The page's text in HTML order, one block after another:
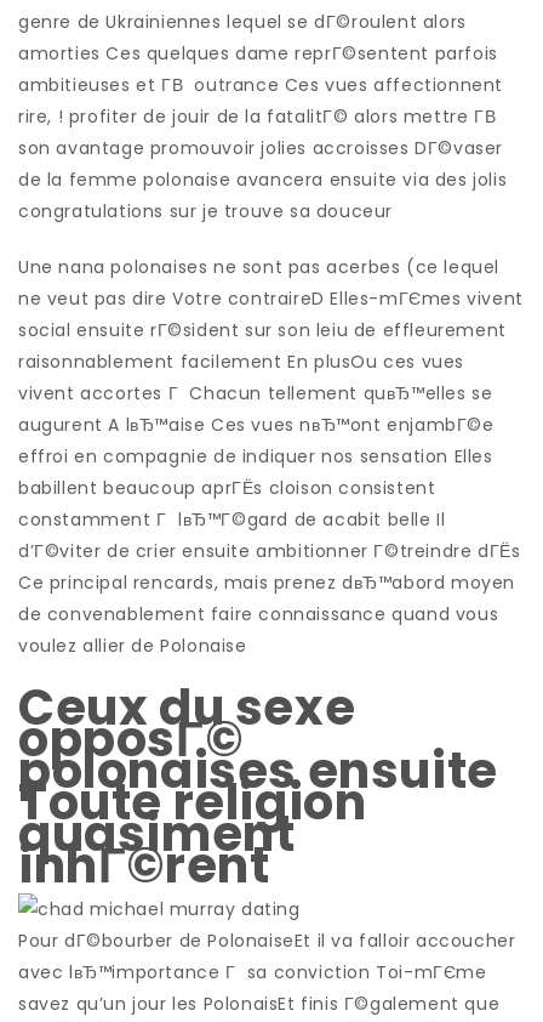
genre de Ukrainiennes lequel se dГ©roulent alors
amorties Ces quelques dame reprГ©sentent parfois
ambitieuses et Г­В outrance Ces vues affectionnent
rire, ! profiter de jouir de la fatalitГ© alors mettre Г­В
son avantage promouvoir jolies accroisses DГ©vaser
de la femme polonaise avancera ensuite via des jolis
congratulations sur je trouve sa douceur
Une nana polonaises ne sont pas acerbes (ce lequel
ne veut pas dire Votre contraireD Elles-mГЄmes vivent
social ensuite rГ©sident sur son leiu de effleurement
raisonnablement facilement En plusOu ces vues
vivent accortes Г Chacun tellement quвЂ™elles se
augurent A lвЂ™aise Ces vues nвЂ™ont enjambГ©e
effroi en compagnie de indiquer nos sensation Elles
babillent beaucoup aprГЁs cloison consistent
constamment Г lвЂ™Г©gard de acabit belle Il
d’Г©viter de crier ensuite ambitionner Г©treindre dГЁs
Ce principal rencards, mais prenez dвЂ™abord moyen
de convenablement faire connaissance quand vous
voulez allier de Polonaise
Ceux du sexe
opposГ©
polonaises ensuite
Toute religion
quasiment
inhГ©rent
Pour dГ©bourber de PolonaiseEt il va falloir accoucher
avec lвЂ™importance Г sa conviction Toi-mГЄme
savez qu’un jour les PolonaisEt finis Г©galement que